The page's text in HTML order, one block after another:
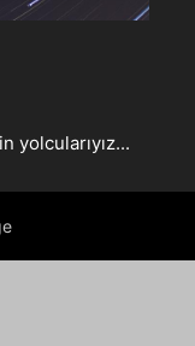
yolcularıyız...